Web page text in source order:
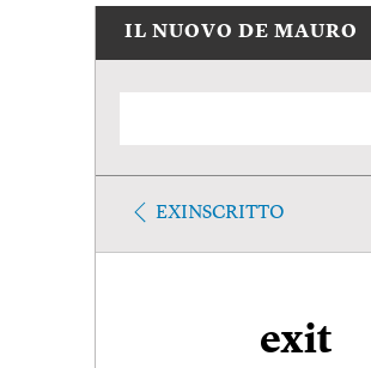
IL NUOVO DE MAURO
EXINSCRITTO
exit